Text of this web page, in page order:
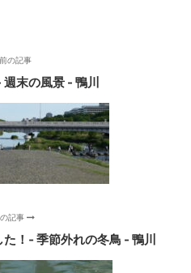
の記事
末の風景 - 鴨川
記事
！‐ 季節外れの冬鳥 - 鴨川